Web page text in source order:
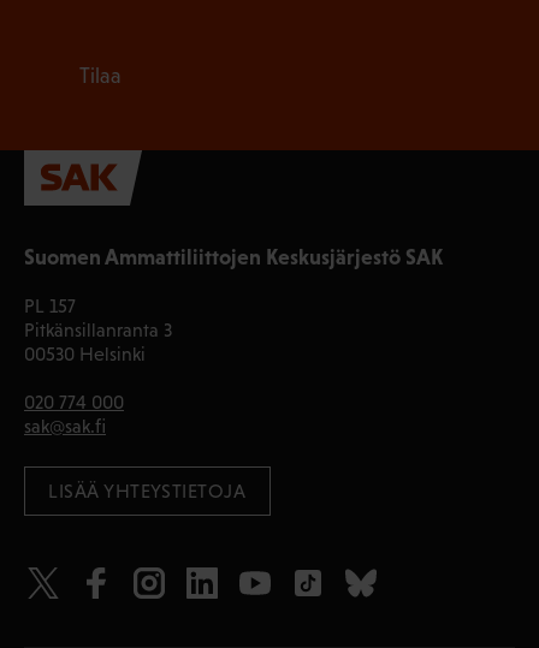
Suomen Ammattiliittojen Keskusjärjestö SAK
PL 157
Pitkänsillanranta 3
00530 Helsinki
020 774 000
sak@sak.fi
LISÄÄ YHTEYSTIETOJA
Tilaa